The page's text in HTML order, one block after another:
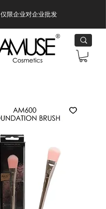
仅限企业对企业批发